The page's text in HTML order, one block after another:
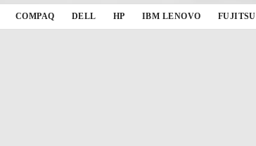
COMPAQ DELL HP IBM LENOVO FUJITSU